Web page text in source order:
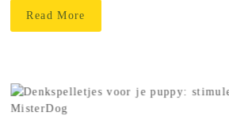
Read More